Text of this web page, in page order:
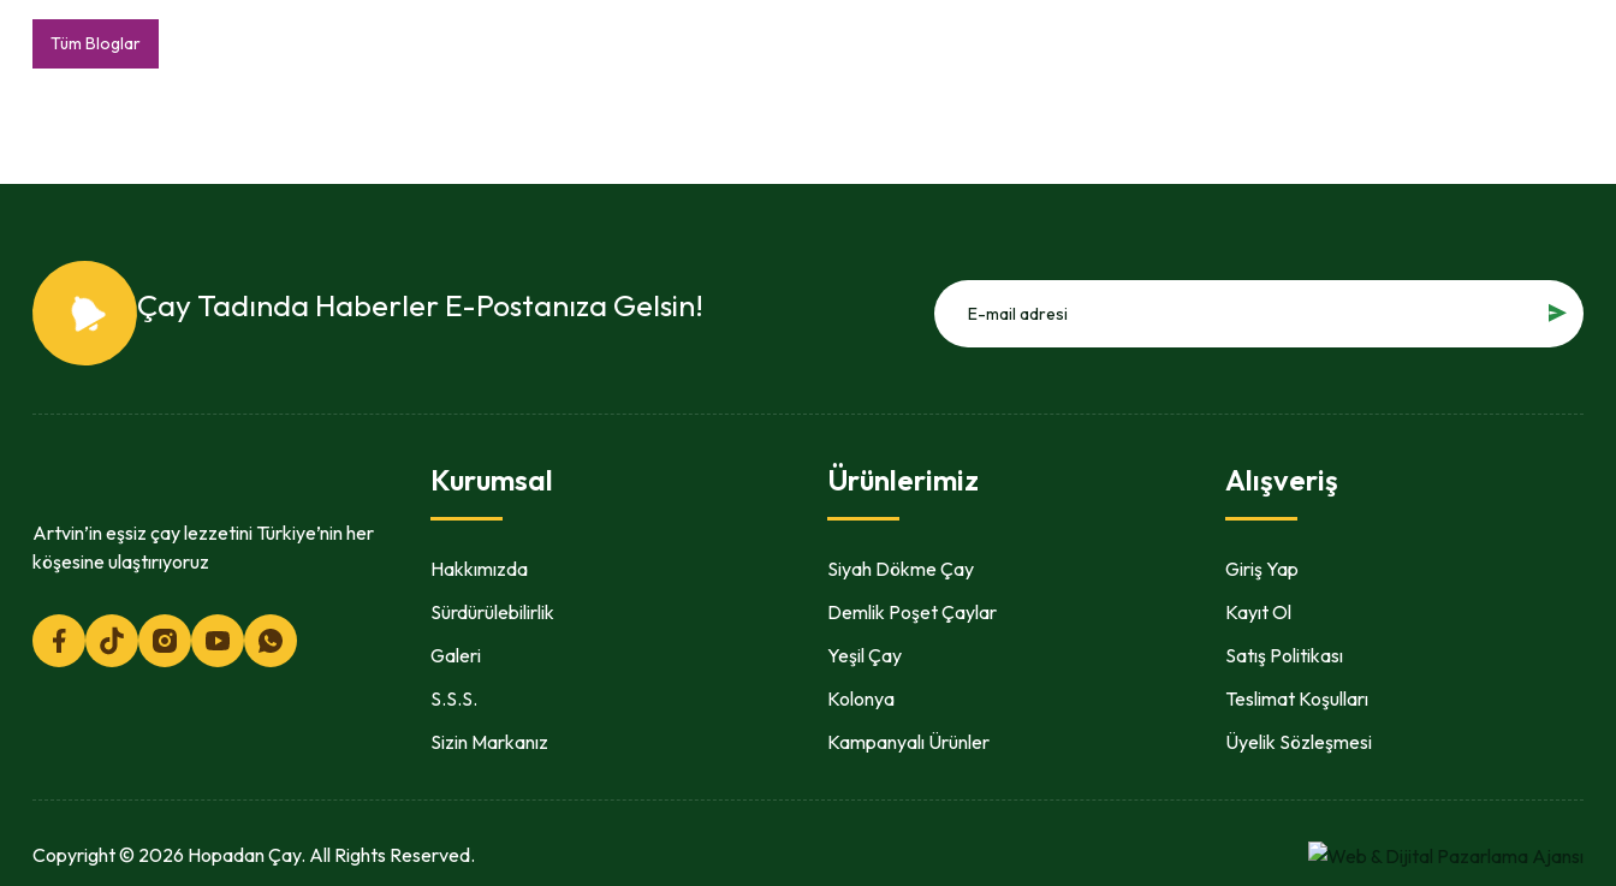
Tüm Bloglar
Çay Tadında Haberler E-Postanıza Gelsin!
Artvin’in eşsiz çay lezzetini Türkiye’nin her
köşesine ulaştırıyoruz
Kurumsal
Hakkımızda
Sürdürülebilirlik
Galeri
S.S.S.
Sizin Markanız
Ürünlerimiz
Siyah Dökme Çay
Demlik Poşet Çaylar
Yeşil Çay
Kolonya
Kampanyalı Ürünler
Alışveriş
Giriş Yap
Kayıt Ol
Satış Politikası
Teslimat Koşulları
Üyelik Sözleşmesi
Copyright © 2026 Hopadan Çay. All Rights Reserved.